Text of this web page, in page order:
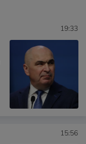
19:33
15:56